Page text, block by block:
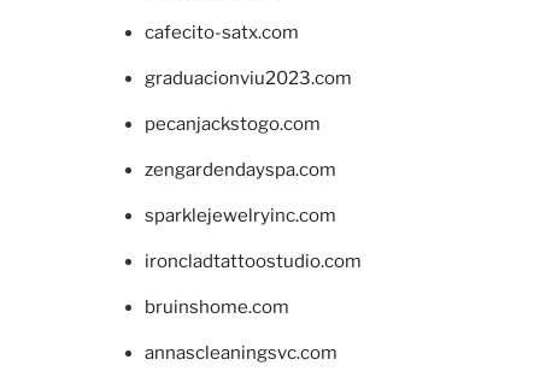
cafecito-satx.com
graduacionviu2023.com
pecanjackstogo.com
zengardendayspa.com
sparklejewelryinc.com
ironcladtattoostudio.com
bruinshome.com
annascleaningsvc.com